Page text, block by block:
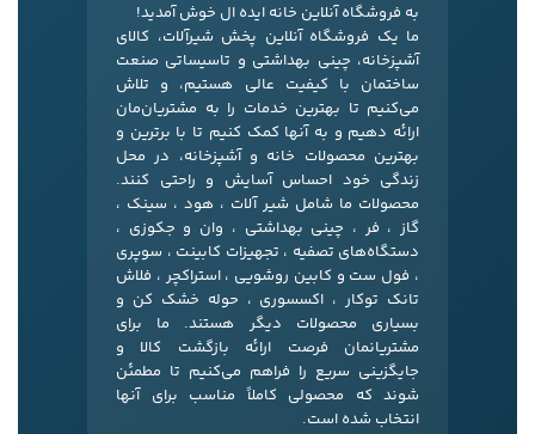
به فروشگاه آنلاین خانه ایده ال خوش آمدید!
ما یک فروشگاه آنلاین پخش شیرآلات، کالای
آشپزخانه، چینی بهداشتی و تاسیساتی صنعت
ساختمان با کیفیت عالی هستیم، و تلاش
می‌کنیم تا بهترین خدمات را به مشتریان‌مان
ارائه دهیم و به آنها کمک کنیم تا با برترین و
بهترین محصولات خانه و آشپزخانه، در محل
زندگی خود احساس آسایش و راحتی کنند.
محصولات ما شامل شیر آلات ، هود ، سینک ،
گاز ، فر ، چینی بهداشتی ، وان و جکوزی ،
دستگاه‌های تصفیه ، تجهیزات کابینت ، سوپری
، فول ست و کابین روشویی ، استراکچر ، فلاش
تانک توکار ، اکسسوری ، حوله خشک کن و
بسیاری محصولات دیگر هستند. ما برای
مشتریانمان فرصت ارائه بازگشت کالا و
جایگزینی سریع را فراهم می‌کنیم تا مطمئن
شوند که محصولی کاملاً مناسب برای آنها
انتخاب شده است.